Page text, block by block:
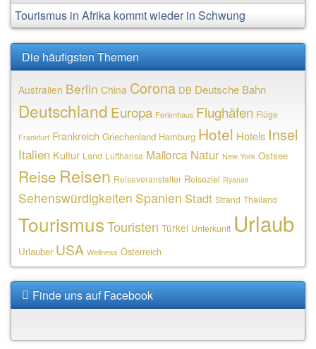
Tourismus in Afrika kommt wieder in Schwung
Die häufigsten Themen
Australien Berlin China Corona DB Deutsche Bahn
Deutschland Europa Ferienhaus Flughäfen Flüge
Frankfurt Frankreich Griechenland Hamburg Hotel Hotels Insel
Italien Kultur Land Lufthansa Mallorca Natur New York Ostsee
Reise Reisen Reiseveranstalter Reiseziel Ryanair
Sehenswürdigkeiten Spanien Stadt Strand Thailand
TourismusTouristen Türkei Unterkunft Urlaub
Urlauber USA Wellness Österreich
Finde uns auf Facebook